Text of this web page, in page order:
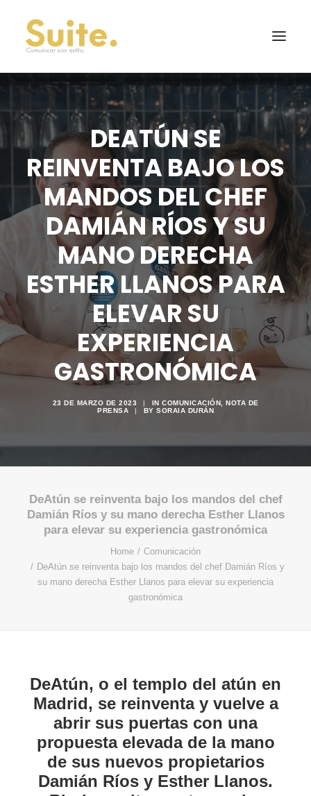
DEATÚN SE
REINVENTA BAJO LOS
MANDOS DEL CHEF
DAMIÁN RÍOS Y SU
MANO DERECHA
ESTHER LLANOS PARA
ELEVAR SU
EXPERIENCIA
GASTRONÓMICA
23 DE MARZO DE 2023 | IN COMUNICACIÓN
NOTA DE
PRENSA
| BY SORAIA DURÁN
DeAtún se reinventa bajo los mandos del chef
Damián Ríos y su mano derecha Esther Llanos
para elevar su experiencia gastronómica
Home
Comunicación
DeAtún se reinventa bajo los mandos del chef Damián Ríos y
su mano derecha Esther Llanos para elevar su experiencia
gastronómica
DeAtún, o el templo del atún en
Madrid, se reinventa y vuelve a
abrir sus puertas con una
propuesta elevada de la mano
de sus nuevos propietarios
Damián Ríos y Esther Llanos.